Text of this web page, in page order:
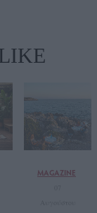
MAGAZINE